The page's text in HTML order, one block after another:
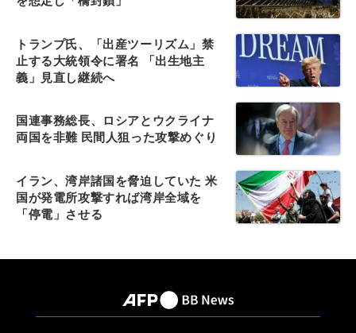
トランプ氏、「出産ツーリズム」禁
止する大統領令に署名 「出生地主
義」見直し継続へ
国連事務総長、ロシアとウクライナ
両国を非難 民間人狙った攻撃めぐり
イラン、湾岸諸国を脅迫していた 米
国が発電所攻撃すれば湾岸全域を
「停電」させる